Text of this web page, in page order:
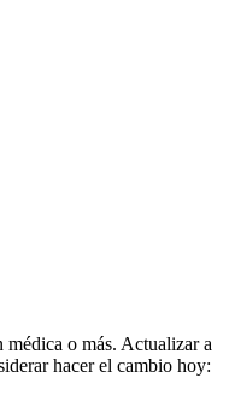
médica o más. Actualizar a
hacer el cambio hoy: